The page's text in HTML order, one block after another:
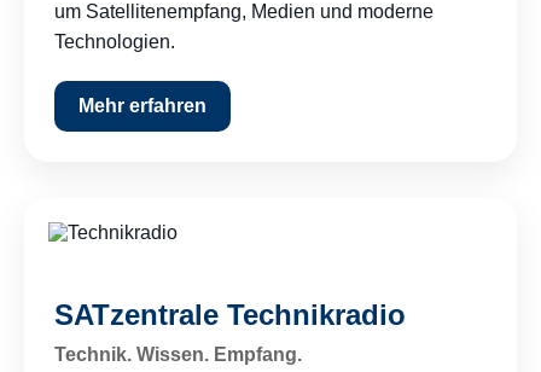
um Satellitenempfang, Medien und moderne
Technologien.
Mehr erfahren
SATzentrale Technikradio
Technik. Wissen. Empfang.